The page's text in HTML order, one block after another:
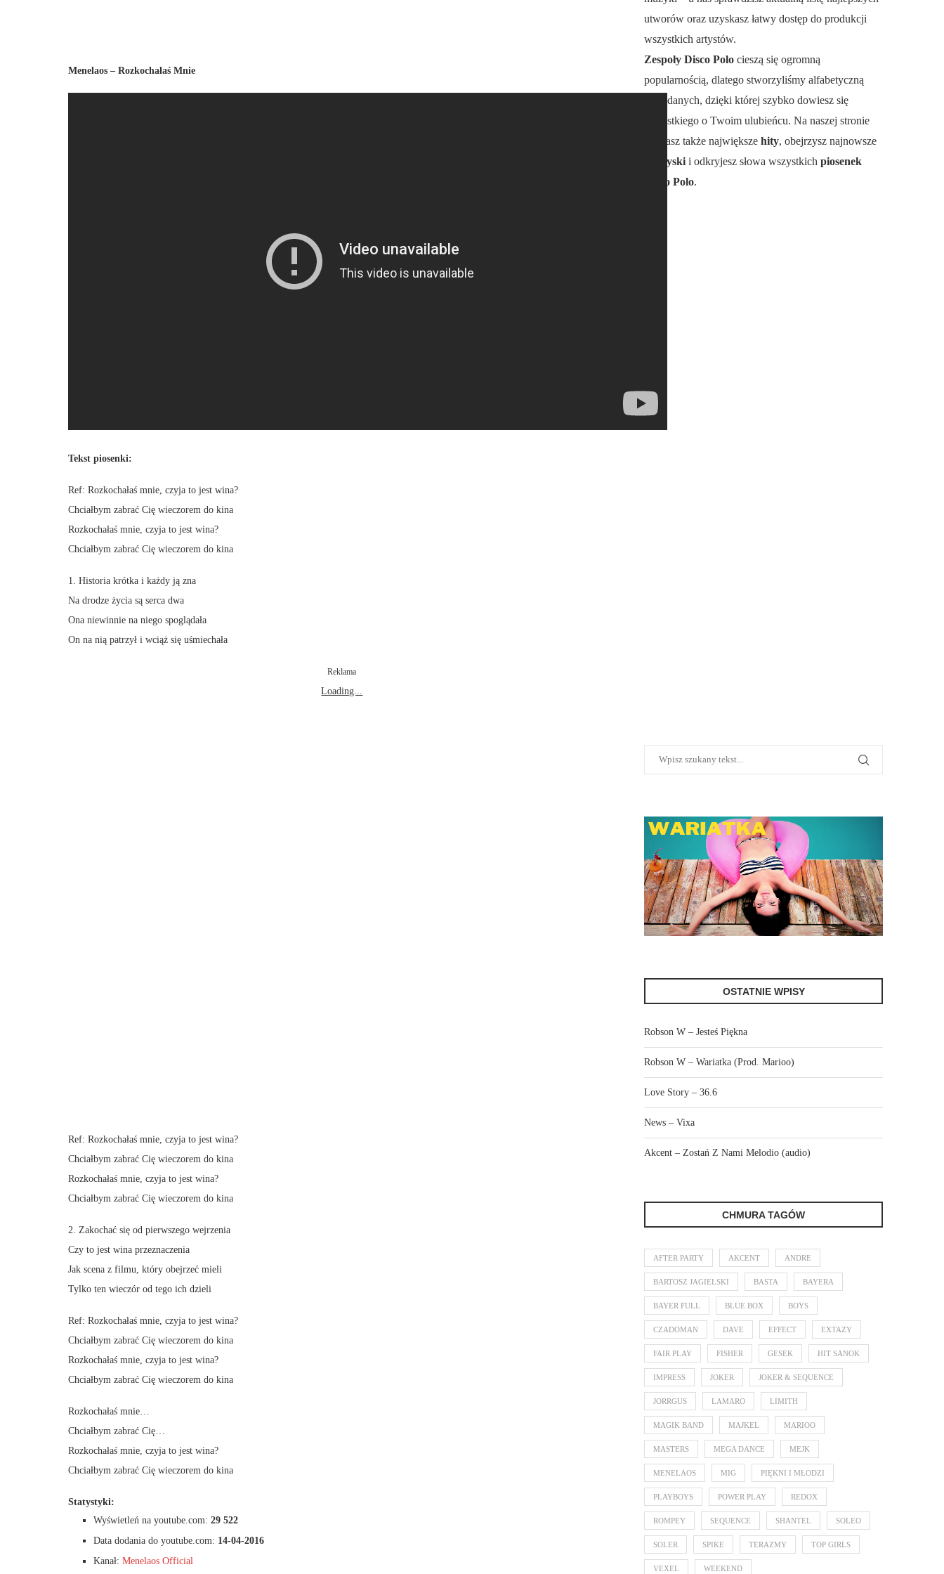
Menelaos – Rozkochałaś Mnie
Tekst piosenki:
Ref: Rozkochałaś mnie, czyja to jest wina?
Chciałbym zabrać Cię wieczorem do kina
Rozkochałaś mnie, czyja to jest wina?
Chciałbym zabrać Cię wieczorem do kina
1. Historia krótka i każdy ją zna
Na drodze życia są serca dwa
Ona niewinnie na niego spoglądała
On na nią patrzył i wciąż się uśmiechała
Reklama
Loading...
Ref: Rozkochałaś mnie, czyja to jest wina?
Chciałbym zabrać Cię wieczorem do kina
Rozkochałaś mnie, czyja to jest wina?
Chciałbym zabrać Cię wieczorem do kina
2. Zakochać się od pierwszego wejrzenia
Czy to jest wina przeznaczenia
Jak scena z filmu, który obejrzeć mieli
Tylko ten wieczór od tego ich dzieli
Ref: Rozkochałaś mnie, czyja to jest wina?
Chciałbym zabrać Cię wieczorem do kina
Rozkochałaś mnie, czyja to jest wina?
Chciałbym zabrać Cię wieczorem do kina
Rozkochałaś mnie…
Chciałbym zabrać Cię…
Rozkochałaś mnie, czyja to jest wina?
Chciałbym zabrać Cię wieczorem do kina
Statystyki:
Wyświetleń na youtube.com: 29 522
Data dodania do youtube.com: 14-04-2016
Kanał: Menelaos Official
utworów oraz uzyskasz łatwy dostęp do produkcji
wszystkich artystów.
Zespoły Disco Polo cieszą się ogromną
popularnością, dlatego stworzyliśmy alfabetyczną
bazę danych, dzięki której szybko dowiesz się
wszystkiego o Twoim ulubieńcu. Na naszej stronie
poznasz także największe hity, obejrzysz najnowsze
teledyski i odkryjesz słowa wszystkich piosenek
Disco Polo.
OSTATNIE WPISY
Robson W – Jesteś Piękna
Robson W – Wariatka (Prod. Marioo)
Love Story – 36.6
News – Vixa
Akcent – Zostań Z Nami Melodio (audio)
CHMURA TAGÓW
AFTER PARTY AKCENT ANDRE
BARTOSZ JAGIELSKI BASTA BAYERA
BAYER FULL BLUE BOX BOYS
CZADOMAN DAVE EFFECT EXTAZY
FAIR PLAY FISHER GESEK HIT SANOK
IMPRESS JOKER JOKER & SEQUENCE
JORRGUS LAMARO LIMITH
MAGIK BAND MAJKEL MARIOO
MASTERS MEGA DANCE MEJK
MENELAOS MIG PIĘKNI I MŁODZI
PLAYBOYS POWER PLAY REDOX
ROMPEY SEQUENCE SHANTEL SOLEO
SOLER SPIKE TERAZMY TOP GIRLS
VEXEL WEEKEND